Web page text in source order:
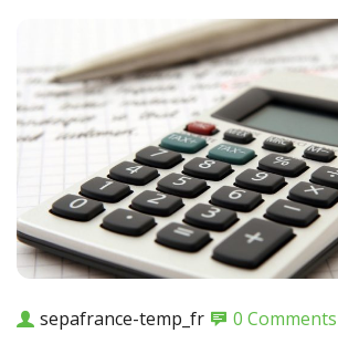
sepafrance-temp_fr 0 Comments